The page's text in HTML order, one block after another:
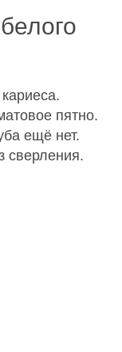
пятно.
ещё нет.
сверления.